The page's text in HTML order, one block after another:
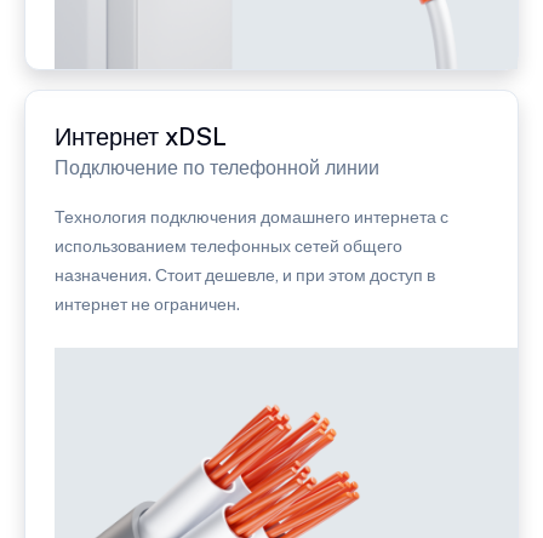
Интернет xDSL
Подключение по телефонной линии
Технология подключения домашнего интернета с
использованием телефонных сетей общего
назначения. Стоит дешевле, и при этом доступ в
интернет не ограничен.